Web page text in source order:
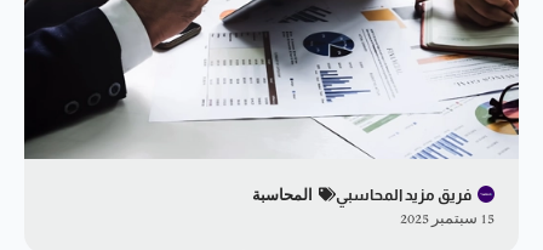
فريق مزيد المحاسبي
المحاسبة
15 سبتمبر 2025